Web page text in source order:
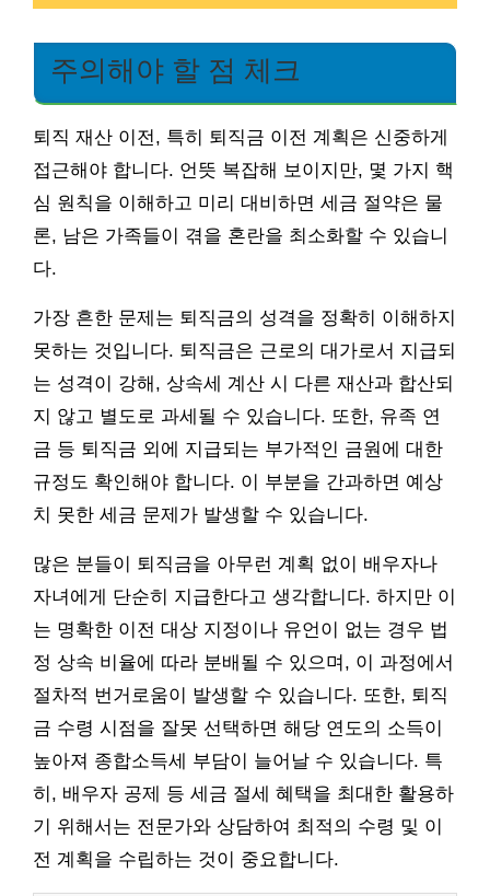
주의해야 할 점 체크
퇴직 재산 이전, 특히 퇴직금 이전 계획은 신중하게
접근해야 합니다. 언뜻 복잡해 보이지만, 몇 가지 핵
심 원칙을 이해하고 미리 대비하면 세금 절약은 물
론, 남은 가족들이 겪을 혼란을 최소화할 수 있습니
다.
가장 흔한 문제는 퇴직금의 성격을 정확히 이해하지
못하는 것입니다. 퇴직금은 근로의 대가로서 지급되
는 성격이 강해, 상속세 계산 시 다른 재산과 합산되
지 않고 별도로 과세될 수 있습니다. 또한, 유족 연
금 등 퇴직금 외에 지급되는 부가적인 금원에 대한
규정도 확인해야 합니다. 이 부분을 간과하면 예상
치 못한 세금 문제가 발생할 수 있습니다.
많은 분들이 퇴직금을 아무런 계획 없이 배우자나
자녀에게 단순히 지급한다고 생각합니다. 하지만 이
는 명확한 이전 대상 지정이나 유언이 없는 경우 법
정 상속 비율에 따라 분배될 수 있으며, 이 과정에서
절차적 번거로움이 발생할 수 있습니다. 또한, 퇴직
금 수령 시점을 잘못 선택하면 해당 연도의 소득이
높아져 종합소득세 부담이 늘어날 수 있습니다. 특
히, 배우자 공제 등 세금 절세 혜택을 최대한 활용하
기 위해서는 전문가와 상담하여 최적의 수령 및 이
전 계획을 수립하는 것이 중요합니다.